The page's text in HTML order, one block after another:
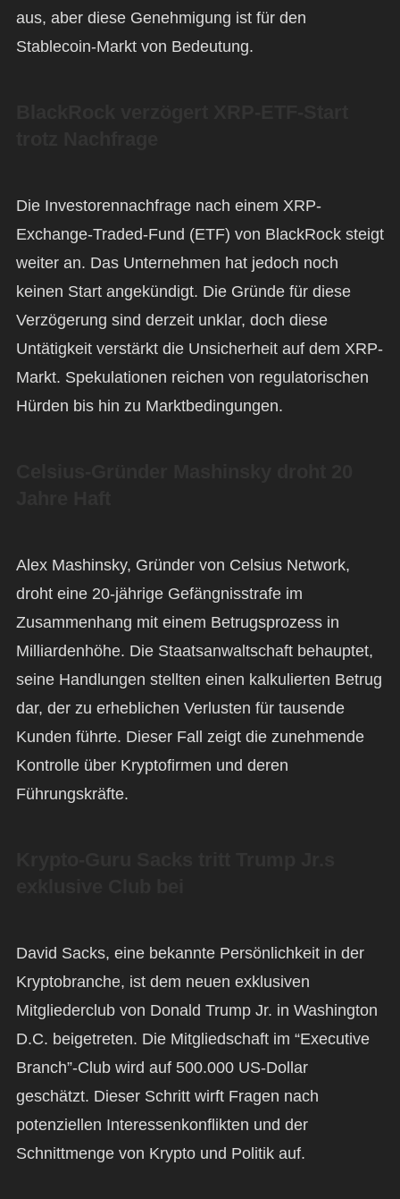
aus, aber diese Genehmigung ist für den
Stablecoin-Markt von Bedeutung.
Die Investorennachfrage nach einem XRP-
Exchange-Traded-Fund (ETF) von BlackRock steigt
weiter an. Das Unternehmen hat jedoch noch
keinen Start angekündigt. Die Gründe für diese
Verzögerung sind derzeit unklar, doch diese
Untätigkeit verstärkt die Unsicherheit auf dem XRP-
Markt. Spekulationen reichen von regulatorischen
Hürden bis hin zu Marktbedingungen.
Alex Mashinsky, Gründer von Celsius Network,
droht eine 20-jährige Gefängnisstrafe im
Zusammenhang mit einem Betrugsprozess in
Milliardenhöhe. Die Staatsanwaltschaft behauptet,
seine Handlungen stellten einen kalkulierten Betrug
dar, der zu erheblichen Verlusten für tausende
Kunden führte. Dieser Fall zeigt die zunehmende
Kontrolle über Kryptofirmen und deren
Führungskräfte.
David Sacks, eine bekannte Persönlichkeit in der
Kryptobranche, ist dem neuen exklusiven
Mitgliederclub von Donald Trump Jr. in Washington
D.C. beigetreten. Die Mitgliedschaft im “Executive
Branch”-Club wird auf 500.000 US-Dollar
geschätzt. Dieser Schritt wirft Fragen nach
potenziellen Interessenkonflikten und der
Schnittmenge von Krypto und Politik auf.